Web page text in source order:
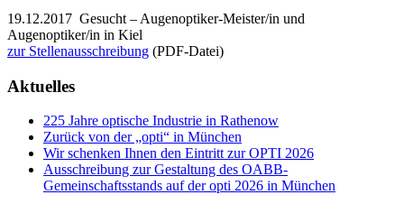
19.12.2017 Gesucht – Augenoptiker-Meister/in und
Augenoptiker/in in Kiel
zur Stellenausschreibung (PDF-Datei)
Aktuelles
225 Jahre optische Industrie in Rathenow
Zurück von der „opti“ in München
Wir schenken Ihnen den Eintritt zur OPTI 2026
Ausschreibung zur Gestaltung des OABB-
Gemeinschaftsstands auf der opti 2026 in München